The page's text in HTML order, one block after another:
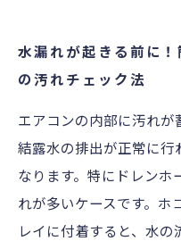
水漏れが起きる前に
の汚れチェック法
エアコンの内部に汚れが
結露水の排出が正常に行
なります。特にドレンホ
れが多いケースです。ホ
レイに付着すると、水